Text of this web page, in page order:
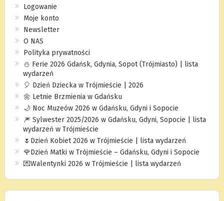
Logowanie
Moje konto
Newsletter
O NAS
Polityka prywatności
⛄️ Ferie 2026 Gdańsk, Gdynia, Sopot (Trójmiasto) | lista
wydarzeń
🎈 Dzień Dziecka w Trójmieście | 2026
🌼 Letnie Brzmienia w Gdańsku
🌙 Noc Muzeów 2026 w Gdańsku, Gdyni i Sopocie
🎆 Sylwester 2025/2026 w Gdańsku, Gdyni, Sopocie | lista
wydarzeń w Trójmieście
🌷Dzień Kobiet 2026 w Trójmieście | lista wydarzeń
🌹Dzień Matki w Trójmieście – Gdańsku, Gdyni i Sopocie
💌Walentynki 2026 w Trójmieście | lista wydarzeń